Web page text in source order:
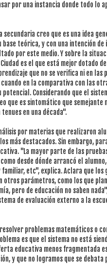
por una instancia donde todo lo
secundaria creo que es una idea
base teórica, y con una intención
por este medio. Y sobre la
es el que está mejor dotado
que no se verifica ni en las
en la comparativa con las
potencial. Considerando que el
que es sintomático que
en una década".
por materias que realizaron
más destacados. Sin embargo,
"La mayor parte de las
desde dónde arrancó el
familiar, etc", explica. Aclara que
parámetros, como los que
pero de educación no saben
de evaluación externo a la
problemas matemáticos o
es que el sistema no está
educativa menos fragmentada
y que no logramos que se